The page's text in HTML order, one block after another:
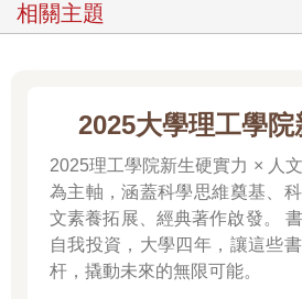
相關主題
2025大學理工學院
2025理工學院新生硬實力 × 人
為主軸，涵蓋科學思維奠基、
文素養拓展、經典著作啟發。
自我投資，大學四年，讓這些
杆，撬動未來的無限可能。